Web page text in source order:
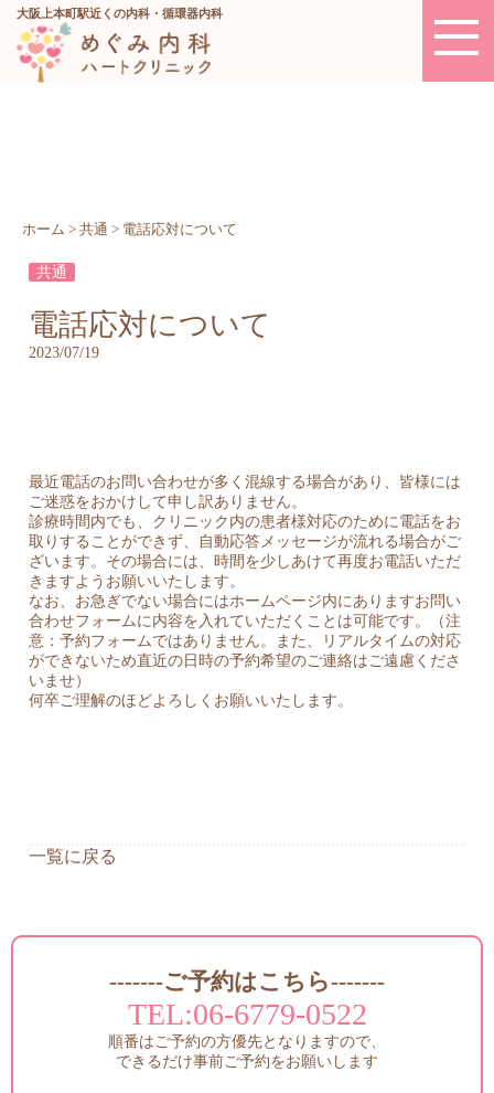
大阪上本町駅近くの内科・循環器内科
ホーム > 共通 > 電話応対について
共通
電話応対について
2023/07/19
最近電話のお問い合わせが多く混線する場合があり、皆様には
ご迷惑をおかけして申し訳ありません。
診療時間内でも、クリニック内の患者様対応のために電話をお
取りすることができず、自動応答メッセージが流れる場合がご
ざいます。その場合には、時間を少しあけて再度お電話いただ
きますようお願いいたします。
なお、お急ぎでない場合にはホームページ内にありますお問い
合わせフォームに内容を入れていただくことは可能です。（注
意：予約フォームではありません。また、リアルタイムの対応
ができないため直近の日時の予約希望のご連絡はご遠慮くださ
いませ）
何卒ご理解のほどよろしくお願いいたします。
一覧に戻る
-------ご予約はこちら-------
TEL:06-6779-0522
順番はご予約の方優先となりますので、
できるだけ事前ご予約をお願いします